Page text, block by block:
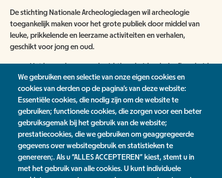
We gebruiken een selectie van onze eigen cookies en
cookies van derden op de pagina's van deze website:
Essentiële cookies, die nodig zijn om de website te
gebruiken; functionele cookies, die zorgen voor een beter
gebruiksgemak bij het gebruik van de website;
prestatiecookies, die we gebruiken om geaggregeerde
gegevens over websitegebruik en statistieken te
genereren;. Als u "ALLES ACCEPTEREN" kiest, stemt u in
met het gebruik van alle cookies. U kunt individuele
De stichting Nationale Archeologiedagen wil archeologie
toegankelijk maken voor het grote publiek door middel van
leuke, prikkelende en leerzame activiteiten en verhalen,
geschikt voor jong en oud.
Het bevorderen van de zichtbaarheid en beleefbaarheid
van de Nederlandse Archeologie en het versterken van
het draagvlak voor de Nederlandse archeologie.
De stichting tracht haar doel onder meer te
verwezenlijken door het initiëren, organiseren,
ondersteunen, begeleiden en uitvoeren van archeologie
gerelateerde activiteiten. Primair tracht de stichting haar
doelstellingen te bereiken door het organiseren van de
Nationale Archeologiedagen.